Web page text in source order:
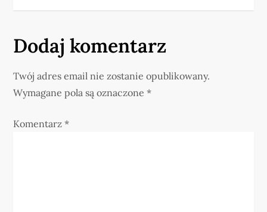
c
a
w
Dodaj komentarz
Twój adres email nie zostanie opublikowany.
Wymagane pola są oznaczone*
Komentarz*